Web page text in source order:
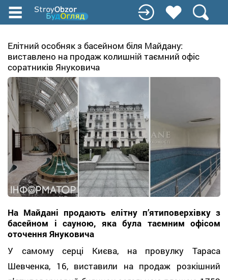
Перейти
до
вмісту
Елітний особняк з басейном біля Майдану:
виставлено на продаж колишній таємний офіс
соратників Януковича
На Майдані продають елітну п’ятиповерхівку з
басейном і сауною, яка була таємним офісом
оточення Януковича
У самому серці Києва, на провулку Тараса
Шевченка, 16, виставили на продаж розкішний